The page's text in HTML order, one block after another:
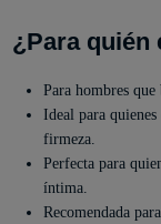
¿Para quién
Para hombres que
Ideal para
firmeza.
Perfecta para
íntima.
Recomendada